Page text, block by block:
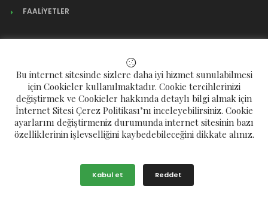
FAALİYETLER
KURUMSAL
Başkandan
Yönetim Kurulu
Üyelik Formu
Satın Alma Formu
Bu internet sitesinde sizlere daha iyi hizmet sunulabilmesi
için Cookieler kullanılmaktadır. Cookie tercihlerinizi
değiştirmek ve Cookieler hakkında detaylı bilgi almak için
İnternet Sitesi Çerez Politikası’nı inceleyebilirsiniz. Cookie
ayarlarını değiştirmeniz durumunda internet sitesinin bazı
özelliklerinin işlevselliğini kaybedebileceğini dikkate alınız.
Kabul et Reddet